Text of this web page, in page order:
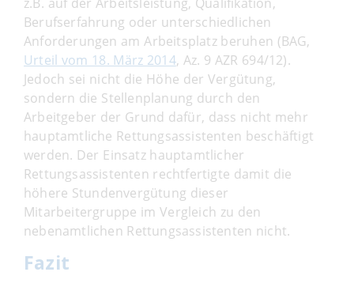
Berufserfahrung oder unterschiedlichen
Anforderungen am Arbeitsplatz beruhen (BAG,
Urteil vom 18. März 2014, Az. 9 AZR 694/12).
Jedoch sei nicht die Höhe der Vergütung,
sondern die Stellenplanung durch den
Arbeitgeber der Grund dafür, dass nicht mehr
hauptamtliche Rettungsassistenten beschäftigt
werden. Der Einsatz hauptamtlicher
Rettungsassistenten rechtfertigte damit die
höhere Stundenvergütung dieser
Mitarbeitergruppe im Vergleich zu den
nebenamtlichen Rettungsassistenten nicht.
Fazit